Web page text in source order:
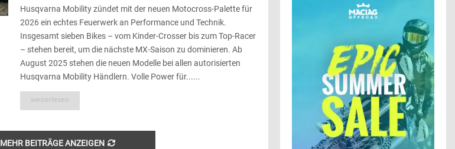
Husqvarna Mobility zündet mit der neuen Motocross-Palette für
2026 ein echtes Feuerwerk an Performance und Technik.
Insgesamt sieben Bikes – vom Kinder-Crosser bis zum Top-Racer
– stehen bereit, um die nächste MX-Saison zu dominieren. Ab
August 2025 stehen die neuen Modelle bei allen autorisierten
Husqvarna Mobility Händlern. Volle Power für......
weiterlesen
MEHR BEITRÄGE ANZEIGEN
H